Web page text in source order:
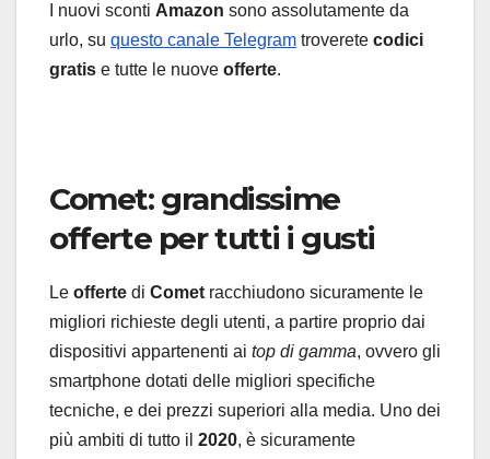
I nuovi sconti Amazon sono assolutamente da
urlo, su questo canale Telegram troverete codici
gratis e tutte le nuove offerte.
Comet: grandissime
offerte per tutti i gusti
Le offerte di Comet racchiudono sicuramente le
migliori richieste degli utenti, a partire proprio dai
dispositivi appartenenti ai top di gamma, ovvero gli
smartphone dotati delle migliori specifiche
tecniche, e dei prezzi superiori alla media. Uno dei
più ambiti di tutto il 2020, è sicuramente